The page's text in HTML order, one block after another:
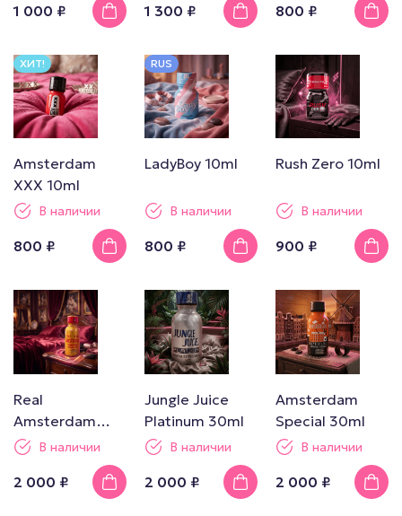
1 000 ₽ 1 300 ₽ 800 ₽
ХИТ!
Amsterdam
XXX 10ml
В наличии
800 ₽
RUS
LadyBoy 10ml
В наличии
800 ₽
Rush Zero 10ml
В наличии
900 ₽
Real
Amsterdam
30mlВ наличии
2 000 ₽
Jungle Juice
Platinum 30ml
В наличии
2 000 ₽
Amsterdam
Special 30ml
В наличии
2 000 ₽